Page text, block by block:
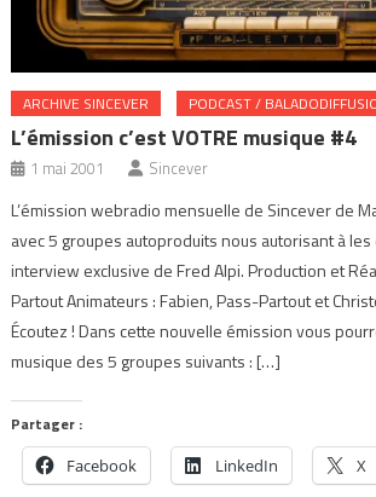
ARCHIVE SINCEVER PODCAST /
L’émission c’est VOTRE musique #4
1 mai 2001 Sincever
L’émission webradio mensuelle de Sincever de
avec 5 groupes autoproduits nous autorisant à
interview exclusive de Fred Alpi. Production et
Partout Animateurs : Fabien, Pass-Partout et
Écoutez ! Dans cette nouvelle émission vous
musique des 5 groupes suivants : […]
Partager :
Facebook LinkedIn X